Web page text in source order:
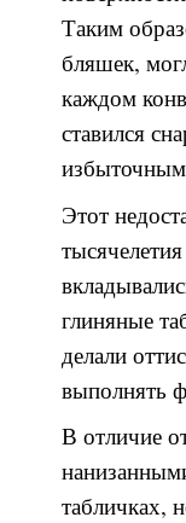
Таким
бляшек,
каждом
ставился
Этот
глиняные
делали
выполнять
В отличие
табличках,